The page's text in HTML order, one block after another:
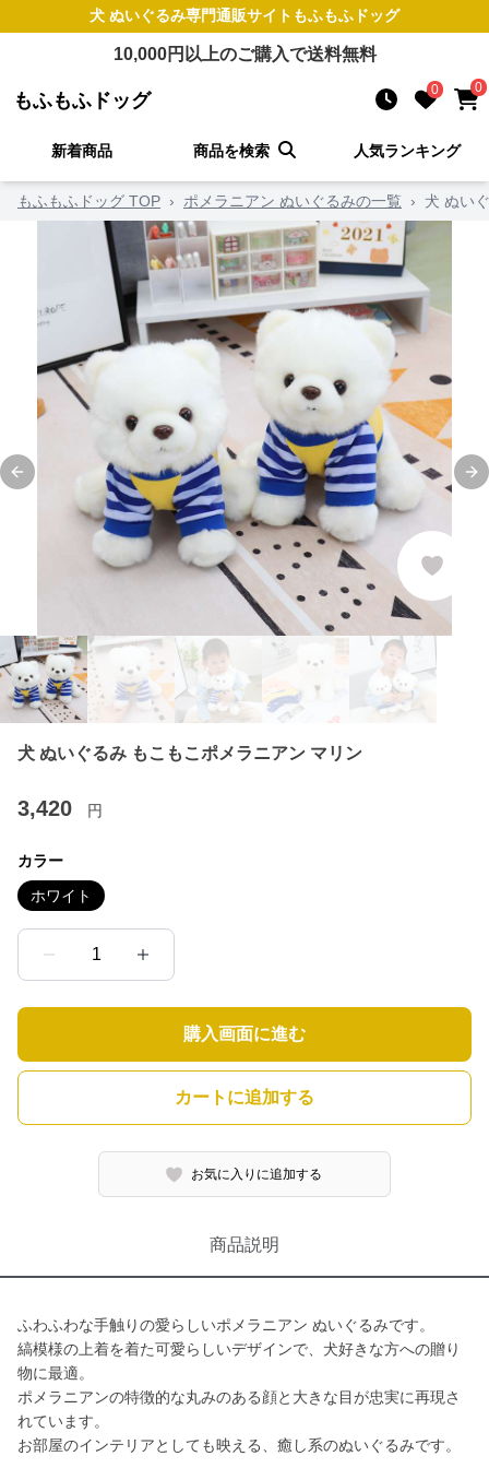
犬 ぬいぐるみ専門通販サイト もふもふドッグ
10,000円以上のご購入で送料無料
もふもふドッグ 0 0
新着商品 商品を検索 人気ランキング
もふもふドッグ TOP › ポメラニアン ぬいぐるみの一覧 › 犬 ぬい
Previous slide
犬 ぬいぐるみ もこもこポメラニアン マリン
3,420 円
カラー
ホワイト
1
購入画面に進む
カートに追加する
お気に入りに追加する
商品説明
ふわふわな手触りの愛らしいポメラニアン ぬいぐるみです。
縞模様の上着を着た可愛らしいデザインで、犬好きな方への贈り
物に最適。
ポメラニアンの特徴的な丸みのある顔と大きな目が忠実に再現さ
れています。
お部屋のインテリアとしても映える、癒し系のぬいぐるみです。